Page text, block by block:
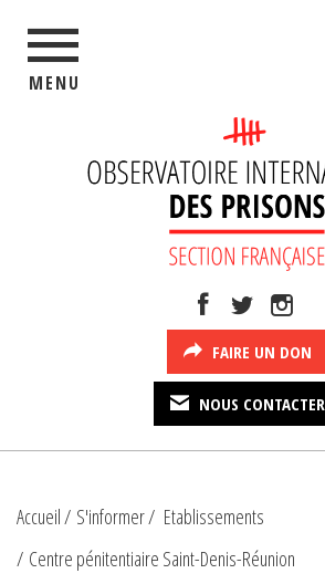
MENU
FAIRE UN DON
NOUS CONTACTER
Accueil S'informer
Etablissements
Centre pénitentiaire Saint-Denis-Réunion